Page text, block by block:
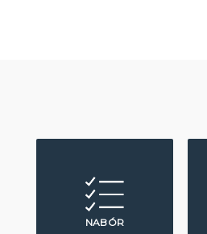
NABÓR